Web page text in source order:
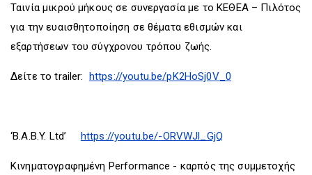
Ταινία μικρού μήκους σε συνεργασία με το ΚΕΘΕΑ – Πιλότος
για την ευαισθητοποίηση σε θέματα εθισμών και
εξαρτήσεων του σύγχρονου τρόπου ζωής.
Δείτε το trailer: https://youtu.be/pK2HoSj0V_0
‘B.A.B.Y. Ltd’ https://youtu.be/-ORVWJl_GjQ
Κινηματογραφημένη Performance - καρπός της συμμετοχής